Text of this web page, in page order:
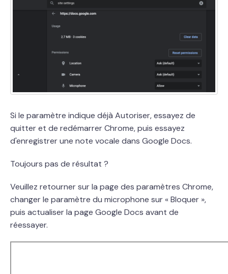
Si le paramètre indique déjà Autoriser, essayez de
quitter et de redémarrer Chrome, puis essayez
d'enregistrer une note vocale dans Google Docs.
Toujours pas de résultat ?
Veuillez retourner sur la page des paramètres Chrome,
changer le paramètre du microphone sur « Bloquer »,
puis actualiser la page Google Docs avant de
réessayer.